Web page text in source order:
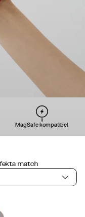
MagSafe kompatibel
match